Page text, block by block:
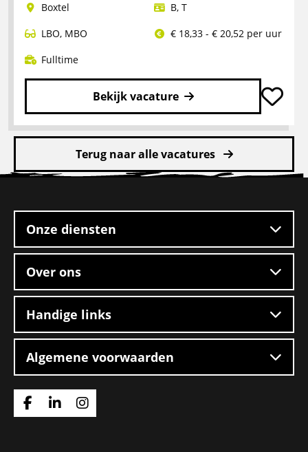
Boxtel B, T
LBO, MBO
€ 18,33 - € 20,52 per uur
Fulltime
Bekijk vacature
Lees
meer
Rangeerder
Boxtel
Terug naar alle vacatures
footer
Onze diensten
Over ons
Handige links
Algemene voorwaarden
Ga
Ga
Ga